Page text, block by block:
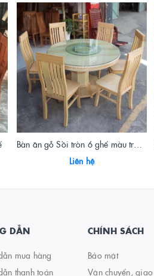
Bàn ăn gỗ Sồi tròn 6 ghế màu trắng (1m2)
Liên hệ
DẪN
mua hàng
thanh toán
CHÍNH SÁCH
Bảo mật
Vận chuyển,